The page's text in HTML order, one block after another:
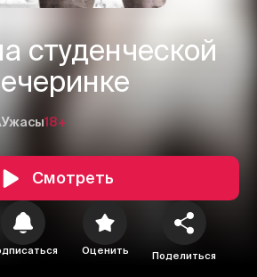
студенческой
Ужасы18+
Смотреть
Оценить Поделиться
1 2 3